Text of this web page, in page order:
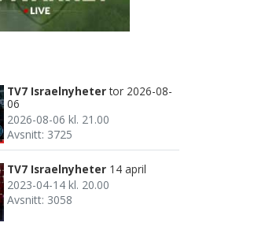
TV7 Israelnyheter tor 2026-08-
06
2026-08-06 kl. 21.00
Avsnitt: 3725
TV7 Israelnyheter 14 april
2023-04-14 kl. 20.00
Avsnitt: 3058